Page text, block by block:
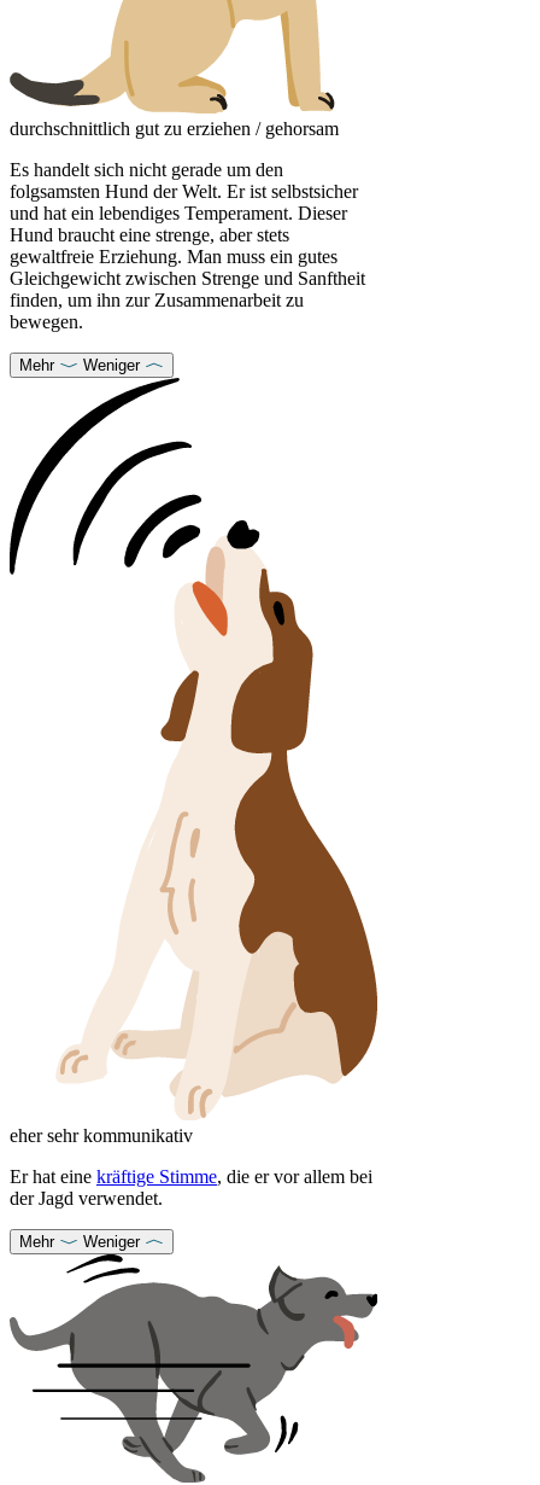
durchschnittlich gut zu erziehen / gehorsam
Es handelt sich nicht gerade um den
folgsamsten Hund der Welt. Er ist selbstsicher
und hat ein lebendiges Temperament. Dieser
Hund braucht eine strenge, aber stets
gewaltfreie Erziehung. Man muss ein gutes
Gleichgewicht zwischen Strenge und Sanftheit
finden, um ihn zur Zusammenarbeit zu
bewegen.
Mehr Weniger
eher sehr kommunikativ
Er hat eine kräftige Stimme, die er vor allem bei
der Jagd verwendet.
Mehr Weniger